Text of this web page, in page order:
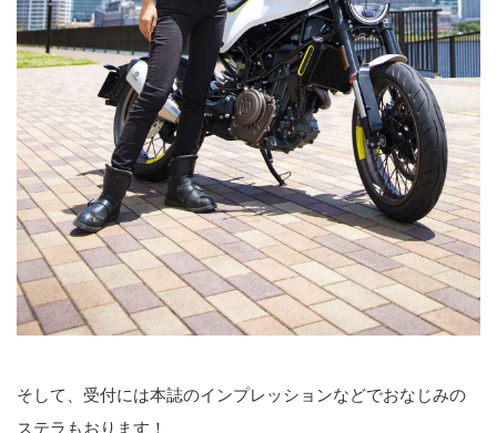
そして、受付には本誌のインプレッションなどでおなじみの
ステラもおります！